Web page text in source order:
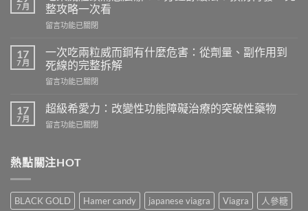
吃
樂
威
會
怎
樣？
從
實
案
學
風
聰
7 月
整攻略一次看
在
威
壯
頭
怎
辦？
鐘
法
留言功能已關閉
17
7 月
一次吃兩粒威而鋼有什麼危害：從劑量、副作用到
死線的完整拆解
在
次
吃
兩
而
什
麼
留言功能已關閉
17
7 月
超級希愛力：改變性功能障礙治療的突破性藥物
在
希
愛
改
變
留言功能已關閉
熱點關注HOT
BLACK GOLD Hamer candy japanese viagra Viagra
人參糖